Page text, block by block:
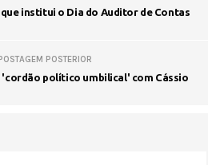
institui o Dia do Auditor de Contas
POSTERIOR
político umbilical' com Cássio